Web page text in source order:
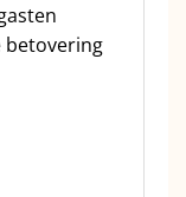
betovering